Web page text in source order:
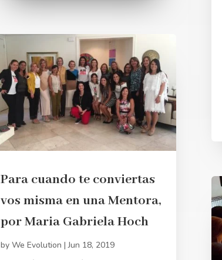
Para cuando te conviertas
vos misma en una Mentora,
por Maria Gabriela Hoch
by We Evolution |Jun 18, 2019